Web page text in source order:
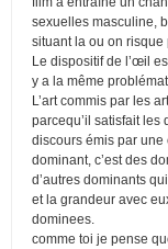
sexuelles masculine,
situant la ou on risque
Le dispositif de l’œil
y a la même
L’art commis par les
parcequ’il satisfait les
discours émis par une
dominant, c’est des
d’autres dominants
et la grandeur avec
dominees.
comme toi je pense